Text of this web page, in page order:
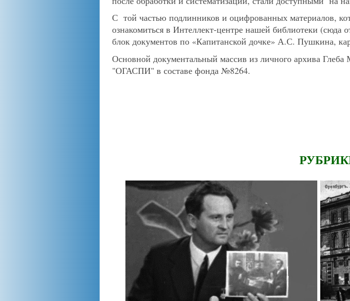
С той частью подлинников и оцифрованных материалов,
ознакомиться в Интеллект-центре нашей библиотеки (сюда
блок документов по «Капитанской дочке» А.С. Пушкина,
Основной документальный массив из личного архива
"ОГАСПИ" в составе фонда №8264.